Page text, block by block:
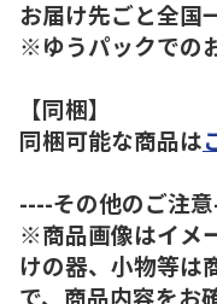
お届け先ごと全国
※ゆうパックでの
【同梱】
同梱可能な商品は
----その他のご注
※商品画像はイメ
けの器、小物等は
で、商品内容をお